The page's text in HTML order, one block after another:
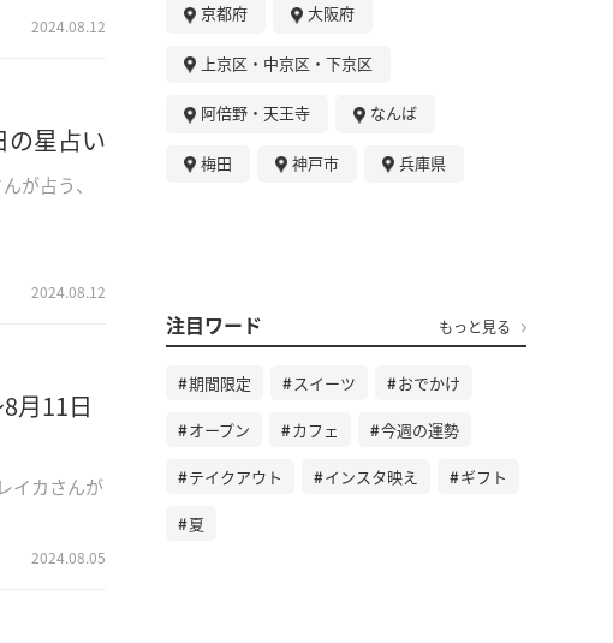
2024.08.12
の星占い
が占う、
2024.08.12
月11日
イカさんが
2024.08.05
京都府 大阪府
上京区・中京区・下京区
阿倍野・天王寺 なんば
梅田 神戸市 兵庫県
注目ワード もっと見る
期間限定 スイーツ おでかけ
オープン カフェ 今週の運勢
テイクアウト インスタ映え ギフト
夏